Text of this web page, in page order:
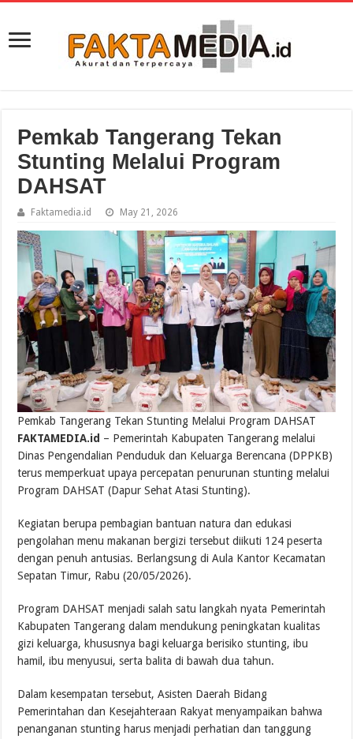
Pemkab Tangerang Tekan
Stunting Melalui Program
DAHSAT
Faktamedia.id May 21, 2026
Pemkab Tangerang Tekan Stunting Melalui Program DAHSAT
FAKTAMEDIA.id – Pemerintah Kabupaten Tangerang melalui
Dinas Pengendalian Penduduk dan Keluarga Berencana (DPPKB)
terus memperkuat upaya percepatan penurunan stunting melalui
Program DAHSAT (Dapur Sehat Atasi Stunting).
Kegiatan berupa pembagian bantuan natura dan edukasi
pengolahan menu makanan bergizi tersebut diikuti 124 peserta
dengan penuh antusias. Berlangsung di Aula Kantor Kecamatan
Sepatan Timur, Rabu (20/05/2026).
Program DAHSAT menjadi salah satu langkah nyata Pemerintah
Kabupaten Tangerang dalam mendukung peningkatan kualitas
gizi keluarga, khususnya bagi keluarga berisiko stunting, ibu
hamil, ibu menyusui, serta balita di bawah dua tahun.
Dalam kesempatan tersebut, Asisten Daerah Bidang
Pemerintahan dan Kesejahteraan Rakyat menyampaikan bahwa
penanganan stunting harus menjadi perhatian dan tanggung